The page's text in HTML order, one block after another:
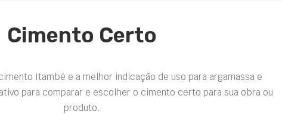
Cimento Certo
Itambé e a melhor indicação de uso para argamassa e
para comparar e escolher o cimento certo para sua obra ou
produto.